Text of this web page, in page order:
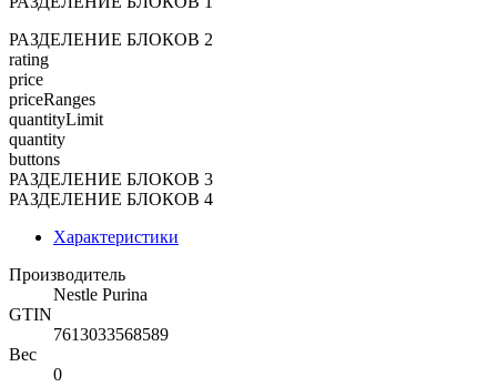
РАЗДЕЛЕНИЕ БЛОКОВ 2
rating
price
priceRanges
quantityLimit
quantity
buttons
РАЗДЕЛЕНИЕ БЛОКОВ 3
РАЗДЕЛЕНИЕ БЛОКОВ 4
Характеристики
Производитель
Nestle Purina
GTIN
7613033568589
Вес
0